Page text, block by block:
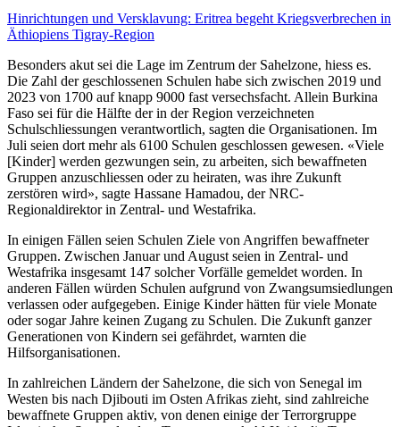
Hinrichtungen und Versklavung: Eritrea begeht Kriegsverbrechen in
Äthiopiens Tigray-Region
Besonders akut sei die Lage im Zentrum der Sahelzone, hiess es.
Die Zahl der geschlossenen Schulen habe sich zwischen 2019 und
2023 von 1700 auf knapp 9000 fast versechsfacht. Allein Burkina
Faso sei für die Hälfte der in der Region verzeichneten
Schulschliessungen verantwortlich, sagten die Organisationen. Im
Juli seien dort mehr als 6100 Schulen geschlossen gewesen. «Viele
[Kinder] werden gezwungen sein, zu arbeiten, sich bewaffneten
Gruppen anzuschliessen oder zu heiraten, was ihre Zukunft
zerstören wird», sagte Hassane Hamadou, der NRC-
Regionaldirektor in Zentral- und Westafrika.
In einigen Fällen seien Schulen Ziele von Angriffen bewaffneter
Gruppen. Zwischen Januar und August seien in Zentral- und
Westafrika insgesamt 147 solcher Vorfälle gemeldet worden. In
anderen Fällen würden Schulen aufgrund von Zwangsumsiedlungen
verlassen oder aufgegeben. Einige Kinder hätten für viele Monate
oder sogar Jahre keinen Zugang zu Schulen. Die Zukunft ganzer
Generationen von Kindern sei gefährdet, warnten die
Hilfsorganisationen.
In zahlreichen Ländern der Sahelzone, die sich von Senegal im
Westen bis nach Djibouti im Osten Afrikas zieht, sind zahlreiche
bewaffnete Gruppen aktiv, von denen einige der Terrorgruppe